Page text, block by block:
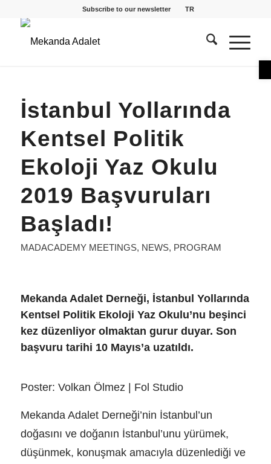
Subscribe to our newsletter TR
İstanbul Yollarında
Kentsel Politik
Ekoloji Yaz Okulu
2019 Başvuruları
Başladı!
MADACADEMY MEETINGS, NEWS, PROGRAM
Mekanda Adalet Derneği, İstanbul Yollarında
Kentsel Politik Ekoloji Yaz Okulu’nu beşinci
kez düzenliyor olmaktan gurur duyar. Son
başvuru tarihi 10 Mayıs’a uzatıldı.
Poster: Volkan Ölmez | Fol Studio
Mekanda Adalet Derneği’nin İstanbul’un
doğasını ve doğanın İstanbul’unu yürümek,
düşünmek, konuşmak amacıyla düzenlediği ve